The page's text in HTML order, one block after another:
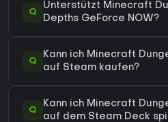
Q
Unterstützt Minecraft
Depths GeForce NOW?
Q
Kann ich Minecraft
auf Steam kaufen?
Q
Kann ich Minecraft
auf dem Steam Deck